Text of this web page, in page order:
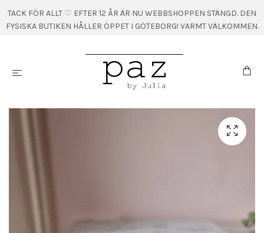
TACK FÖR ALLT ♡ EFTER 12 ÅR ÄR NU WEBBSHOPPEN STÄNGD. DEN
FYSISKA BUTIKEN HÅLLER ÖPPET I GÖTEBORG! VARMT VÄLKOMMEN.